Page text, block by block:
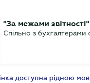
Новости
"За межами
Спільно з бухгалтерами
доступна рідною